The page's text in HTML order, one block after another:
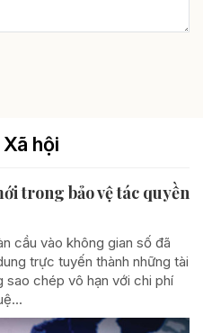
hội
trong bảo vệ tác quyền
cầu vào không gian số đã
trực tuyến thành những tài
sao chép vô hạn với chi phí